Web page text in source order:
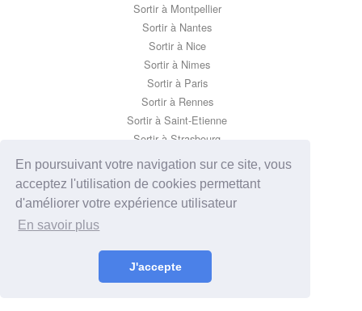
En poursuivant votre navigation sur ce site, vous
acceptez l'utilisation de cookies permettant
d'améliorer votre expérience utilisateur
En savoir plus
J'accepte
Sortir à Montpellier
Sortir à Nantes
Sortir à Nice
Sortir à Nimes
Sortir à Paris
Sortir à Rennes
Sortir à Saint-Etienne
Sortir à Strasbourg
Sortir à Toulon
Sortir à Toulouse